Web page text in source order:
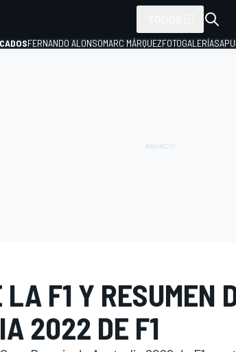
FERNANDO ALONSOMARC MÁRQUEZFOTOGALERÍAS
LA F1 Y RESUMEN
2022 DE F1